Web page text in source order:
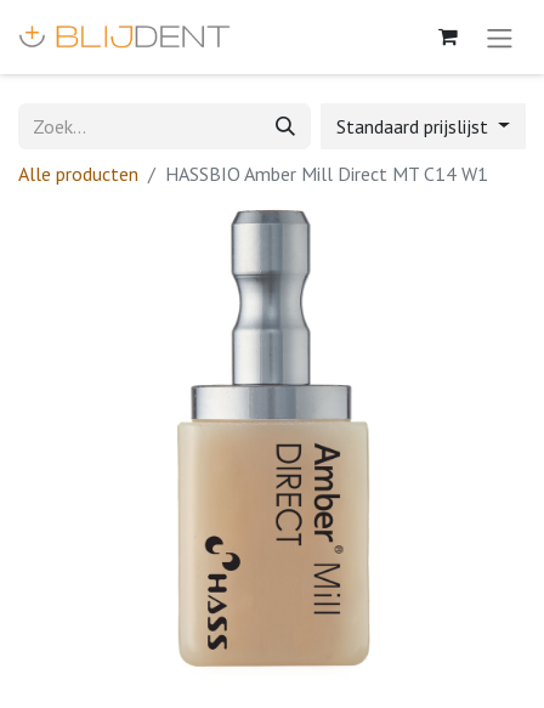
Standaard prijslijst
Alle producten
HASSBIO Amber Mill Direct MT C14 W1